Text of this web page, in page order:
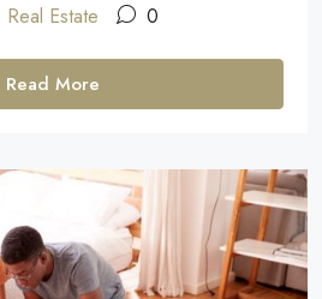
Real Estate 0
Read More